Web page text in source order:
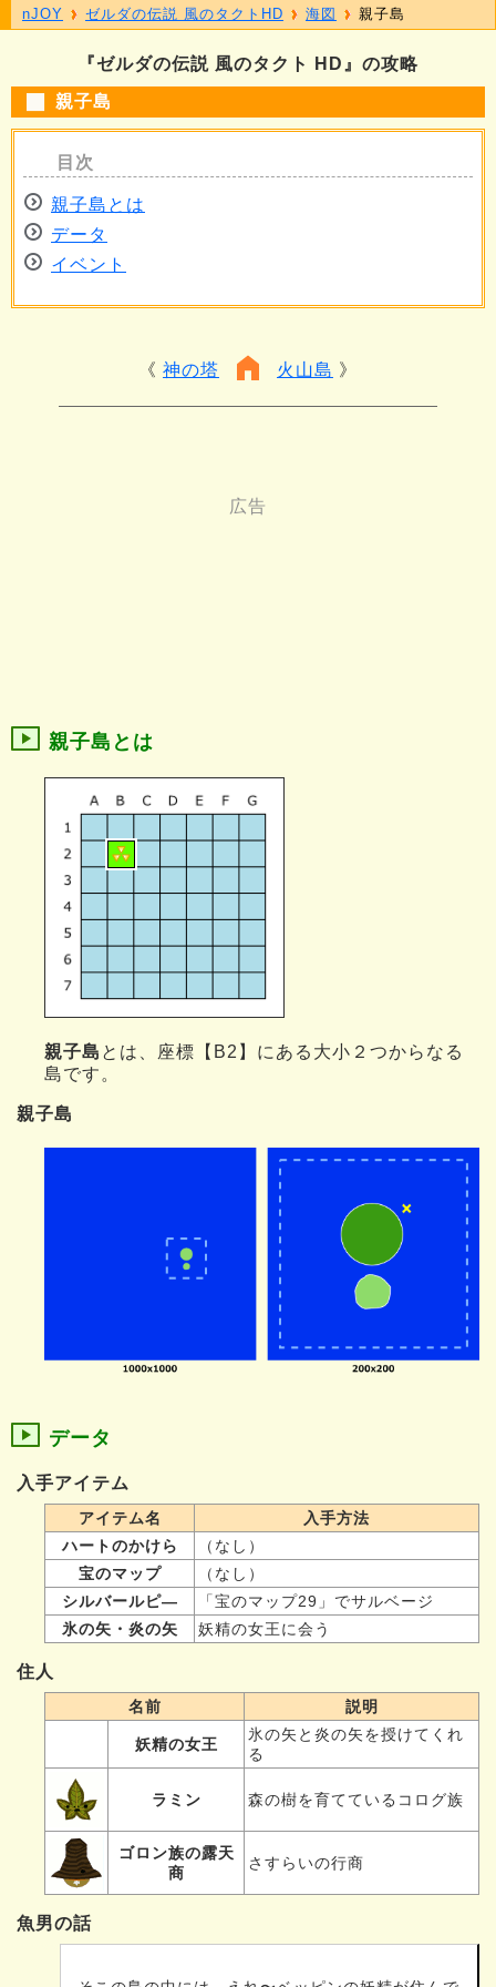
『ゼルダの伝説 風のタクト HD』の攻略
親子島
親子島とは
データ
イベント
神の塔 火山島
親子島とは
親子島 とは、座標【B2】にある大小２つからなる
島です。
親子島
データ
入手アイテム
アイテム名
入手方法
ハートのかけら
（なし）
宝のマップ
（なし）
シルバールピ—
「宝のマップ29」でサルベージ
氷の矢・炎の矢
妖精の女王に会う
住人
名前 説明
妖精の女王
氷の矢と炎の矢を授けてくれ
る
ラミン 森の樹を育てているコログ族
ゴロン族の露天
商
さすらいの行商
魚男の話
nJOY ゼルダの伝説 風のタクトHD 海図 親子島